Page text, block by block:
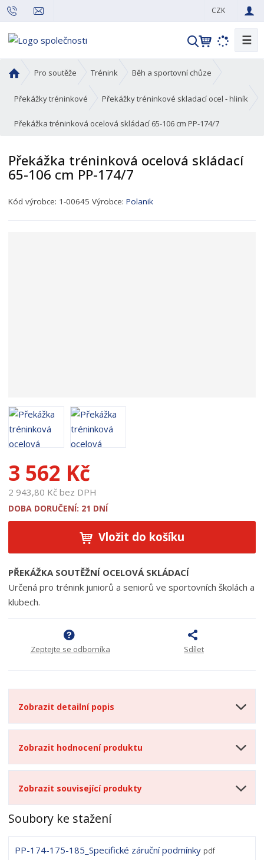
CZK
V
h
e
a
☰
o
n
t
r
n
Pro soutěže Trénink Běh a sportovní chůze
Překážky tréninkové Překážky tréninkové skladací ocel - hliník
Překážka tréninková ocelová skládací 65-106 cm PP-174/7
Překážka tréninková ocelová skládací
65-106 cm PP-174/7
K
8
Kód výrobce: 1-00645 Výrobce:Polanik
3 562 Kč
2 943,80 Kč bez DPH
DOBA DORUČENÍ: 21 DNÍ
Vložit do košíku
PŘEKÁŽKA SOUTĚŽNÍ OCELOVÁ SKLÁDACÍ
Určená pro trénink juniorů a seniorů ve sportovních školách a
klubech.
Zeptejte se odborníka Sdílet
Zobrazit detailní popis
Zobrazit hodnocení produktu
Zobrazit související produkty
Soubory ke stažení
PP-174-175-185_Specifické záruční podmínky pdf